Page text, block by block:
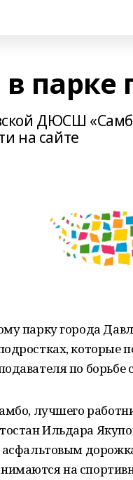
парке
ДЮСШ
на сайте
парку города
которые
по борьбе
лучшего
Ильдара
асфальтовым
на